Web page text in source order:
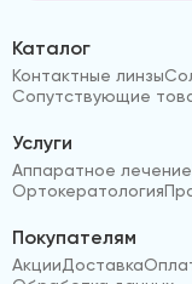
Каталог
Контактные линзы
Сопутствующие
Услуги
Аппаратное лечение
Ортокератология
Покупателям
АкцииДоставка